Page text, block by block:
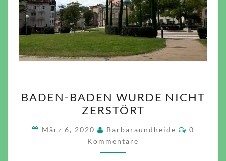
BADEN
WURDE
NICHT
ZERSTÖRT
BADEN-BADEN WURDE NICHT
ZERSTÖRT
März 6, 2020 Barbaraundheide
0
Kommentare